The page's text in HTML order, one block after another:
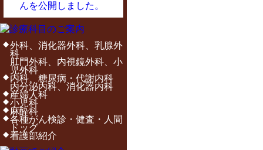
んを公開しました。
外科、消化器外科、乳腺外
科
肛門外科、内視鏡外科、小
児外科
内科、糖尿病・代謝内科
内分泌内科、消化器内科
産婦人科
小児科
麻酔科
各種がん検診・健査・人間
ドッグ
看護部紹介